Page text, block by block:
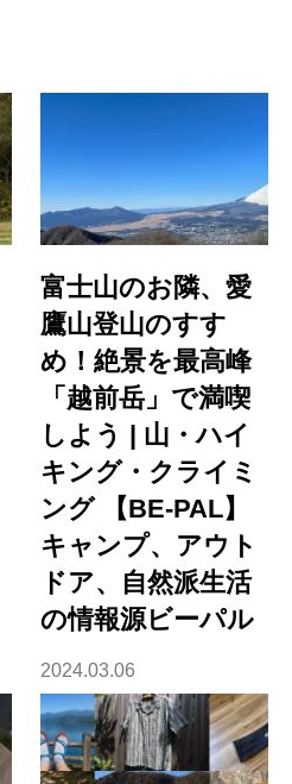
富士山のお隣、愛
鷹山登山のすす
め！絶景を最高峰
「越前岳」で満喫
しよう | 山・ハイ
キング・クライミ
ング 【BE-PAL】
キャンプ、アウト
ドア、自然派生活
の情報源ビーパル
2024.03.06